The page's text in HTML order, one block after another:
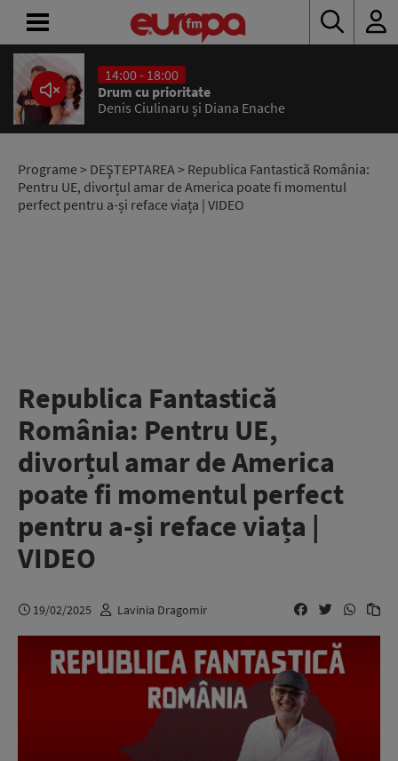
14:00 - 18:00
Drum cu prioritate
Denis Ciulinaru și Diana Enache
Programe> DEŞTEPTAREA> Republica Fantastică România:
Pentru UE, divorțul amar de America poate fi momentul
perfect pentru a-și reface viața | VIDEO
Republica Fantastică
România: Pentru UE,
divorțul amar de America
poate fi momentul perfect
pentru a-și reface viața |
VIDEO
19/02/2025 Lavinia Dragomir
ACASĂ
ȘTIRI
RADIO
CONCURSURI